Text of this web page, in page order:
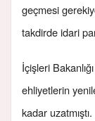
geçmesi
takdirde idari
İçişleri
ehliyetlerin
kadar